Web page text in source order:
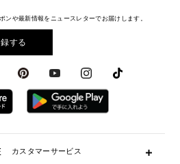
ウェア
クセサリー
ンズ バッグ
ズ 財布・小物
ズ シューズ
ンズ ウェア
時計・その他
ズ財布・小物
ズアクセサリー
ンズウェア
/ 2 IN 1 バッグ
メンズすべて
▶ メンズすべて
ッグすべて
・通学アイテム
3 IN 1 バッグ
フラグメントケース
小物すべて
財布・小物
・ジュエリー
クセサリー
ィターレビュー
ンや最新情報をニュースレターでお届けします。
する
カスタマーサービス